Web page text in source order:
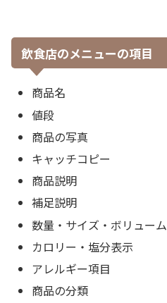
飲食店のメニューの項目
商品名
値段
商品の写真
キャッチコピー
商品説明
補足説明
数量・サイズ・ボリューム
カロリー・塩分表示
アレルギー項目
商品の分類